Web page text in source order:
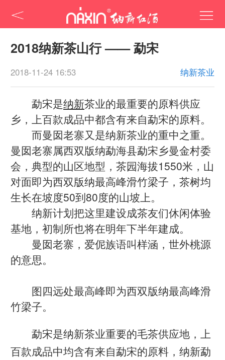
2018纳新茶山行 —— 勐宋
纳新茶业
2018-11-24 16:53
勐宋是纳新茶业的最重要的原料供应
乡，上百款成品中都含有来自勐宋的原料。
而曼囡老寨又是纳新茶业的重中之重。
曼囡老寨属西双版纳勐海县勐宋乡曼金村委
会，典型的山区地型，茶园海拔1550米，山
对面即为西双版纳最高峰滑竹梁子，茶树均
生长在坡度50到80度的山坡上。
纳新计划把这里建设成茶友们休闲体验
基地，初制所也将在明年下半年建成。
曼囡老寨，爱伲族语叫样涵，世外桃源
的意思。
图四远处最高峰即为西双版纳最高峰滑
竹梁子。
勐宋是纳新茶业重要的毛茶供应地，上
百款成品中均含有来自勐宋的原料 ，纳新勐